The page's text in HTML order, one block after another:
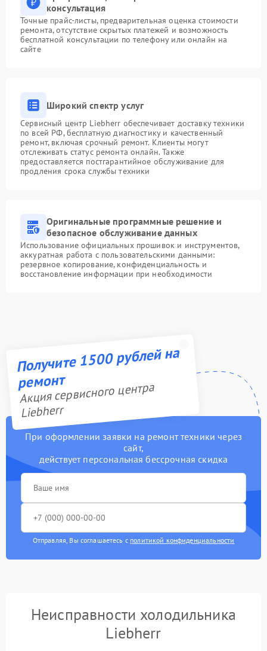
консультация
Точные прайс-листы, предварительная оценка стоимости
ремонта, отсутствие скрытых платежей и возможность
бесплатной консультации по телефону или онлайн на
сайте
Широкий спектр услуг
Сервисный центр Liebherr обеспечивает доставку техники
по всей РФ, бесплатную диагностику и качественный
ремонт, включая срочный ремонт. Клиенты могут
отслеживать статус ремонта онлайн. Также
предоставляется постгарантийное обслуживание для
продления срока службы техники
Оригинальные программные решение и
безопасное обслуживание данных
Использование официальных прошивок и инструментов,
аккуратная работа с пользовательскими данными:
резервное копирование, конфиденциальность и
восстановление информации при необходимости
Получите 1500 рублей на
ремонт
Акция сервисного центра
Liebherr
При оформлении заявки на ремонт техники через
сайт,
действует персональная бессрочная скидка
Отправляя, Вы соглашаетесь с политикой конфиденциальности
Неисправности холодильника
Liebherr